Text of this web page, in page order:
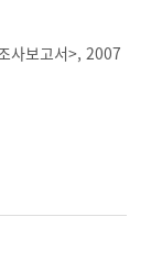
사보고서>, 2007